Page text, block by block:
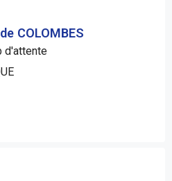
COLOMBES
d'attente